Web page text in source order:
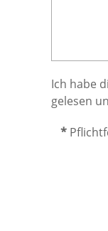
Ich habe
gelesen
*